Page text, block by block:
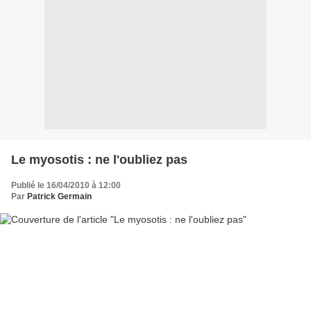
Le myosotis : ne l'oubliez pas
Publié le 16/04/2010 à 12:00
Par Patrick Germain